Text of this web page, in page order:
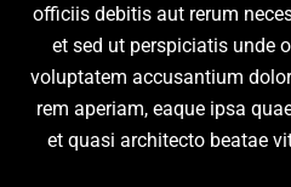
officiis debitis aut rerum
et sed ut perspiciatis unde
voluptatem accusantium
rem aperiam, eaque ipsa
et quasi architecto beatae